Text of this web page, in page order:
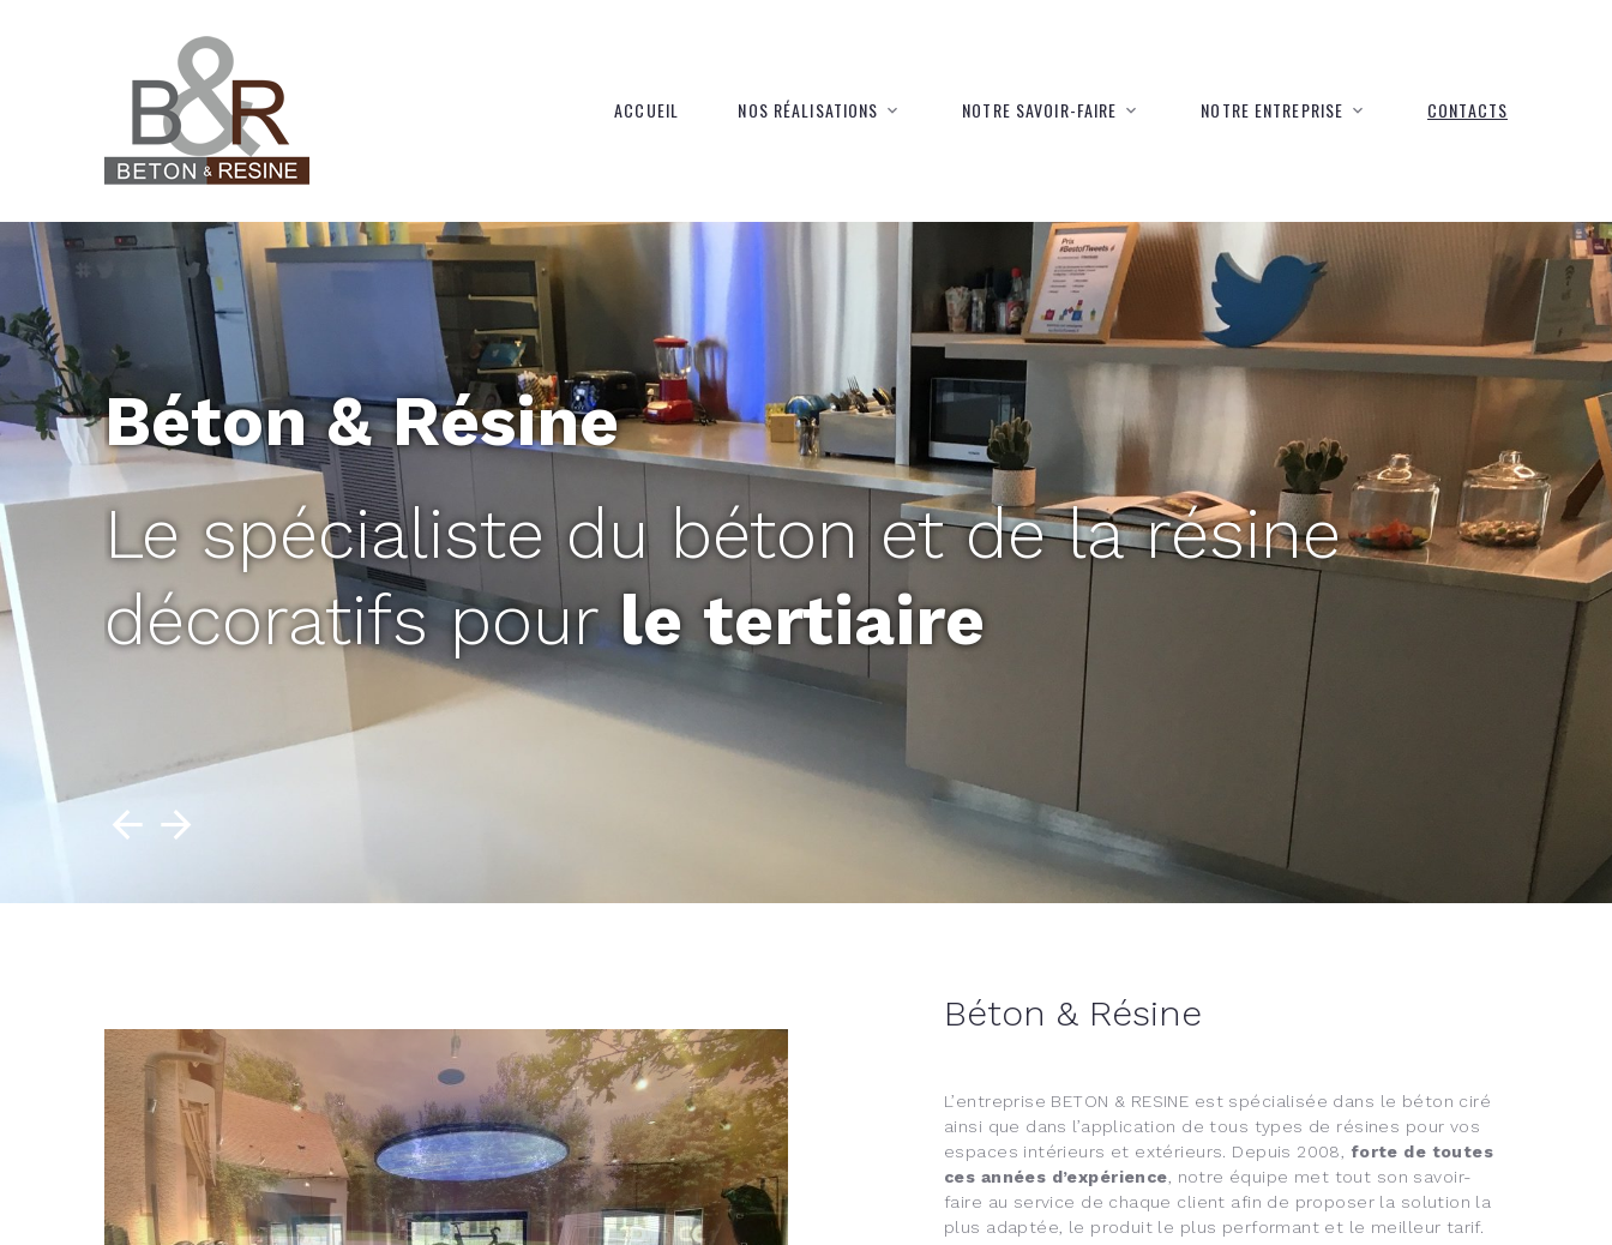
ACCUEIL NOS RÉALISATIONS NOTRE SAVOIR-FAIRE NOTRE ENTREPRISE CONTACTS
Béton & Résine
Le spécialiste du béton et de la résine
décoratifs pourle tertiaire
Béton & Résine
L’entreprise BETON & RESINE est spécialisée dans le béton ciré
ainsi que dans l’application de tous types de résines pour vos
espaces intérieurs et extérieurs. Depuis 2008, forte de toutes
ces années d’expérience , notre équipe met tout son savoir-
faire au service de chaque client afin de proposer la solution la
plus adaptée, le produit le plus performant et le meilleur tarif.